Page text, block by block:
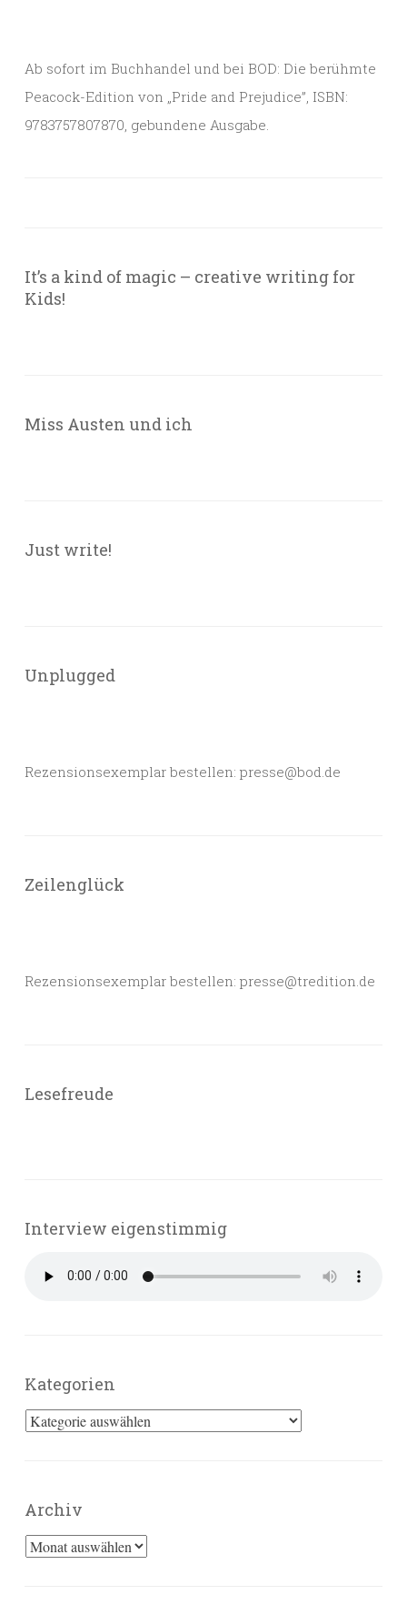
Ab sofort im Buchhandel und bei BOD: Die berühmte
Peacock-Edition von „Pride and Prejudice”, ISBN:
9783757807870, gebundene Ausgabe.
It’s a kind of magic – creative writing for
Kids!
Miss Austen und ich
Just write!
Unplugged
Rezensionsexemplar bestellen: presse@bod.de
Zeilenglück
Rezensionsexemplar bestellen: presse@tredition.de
Lesefreude
Interview eigenstimmig
Kategorien
Kategorien
Archiv
Archiv